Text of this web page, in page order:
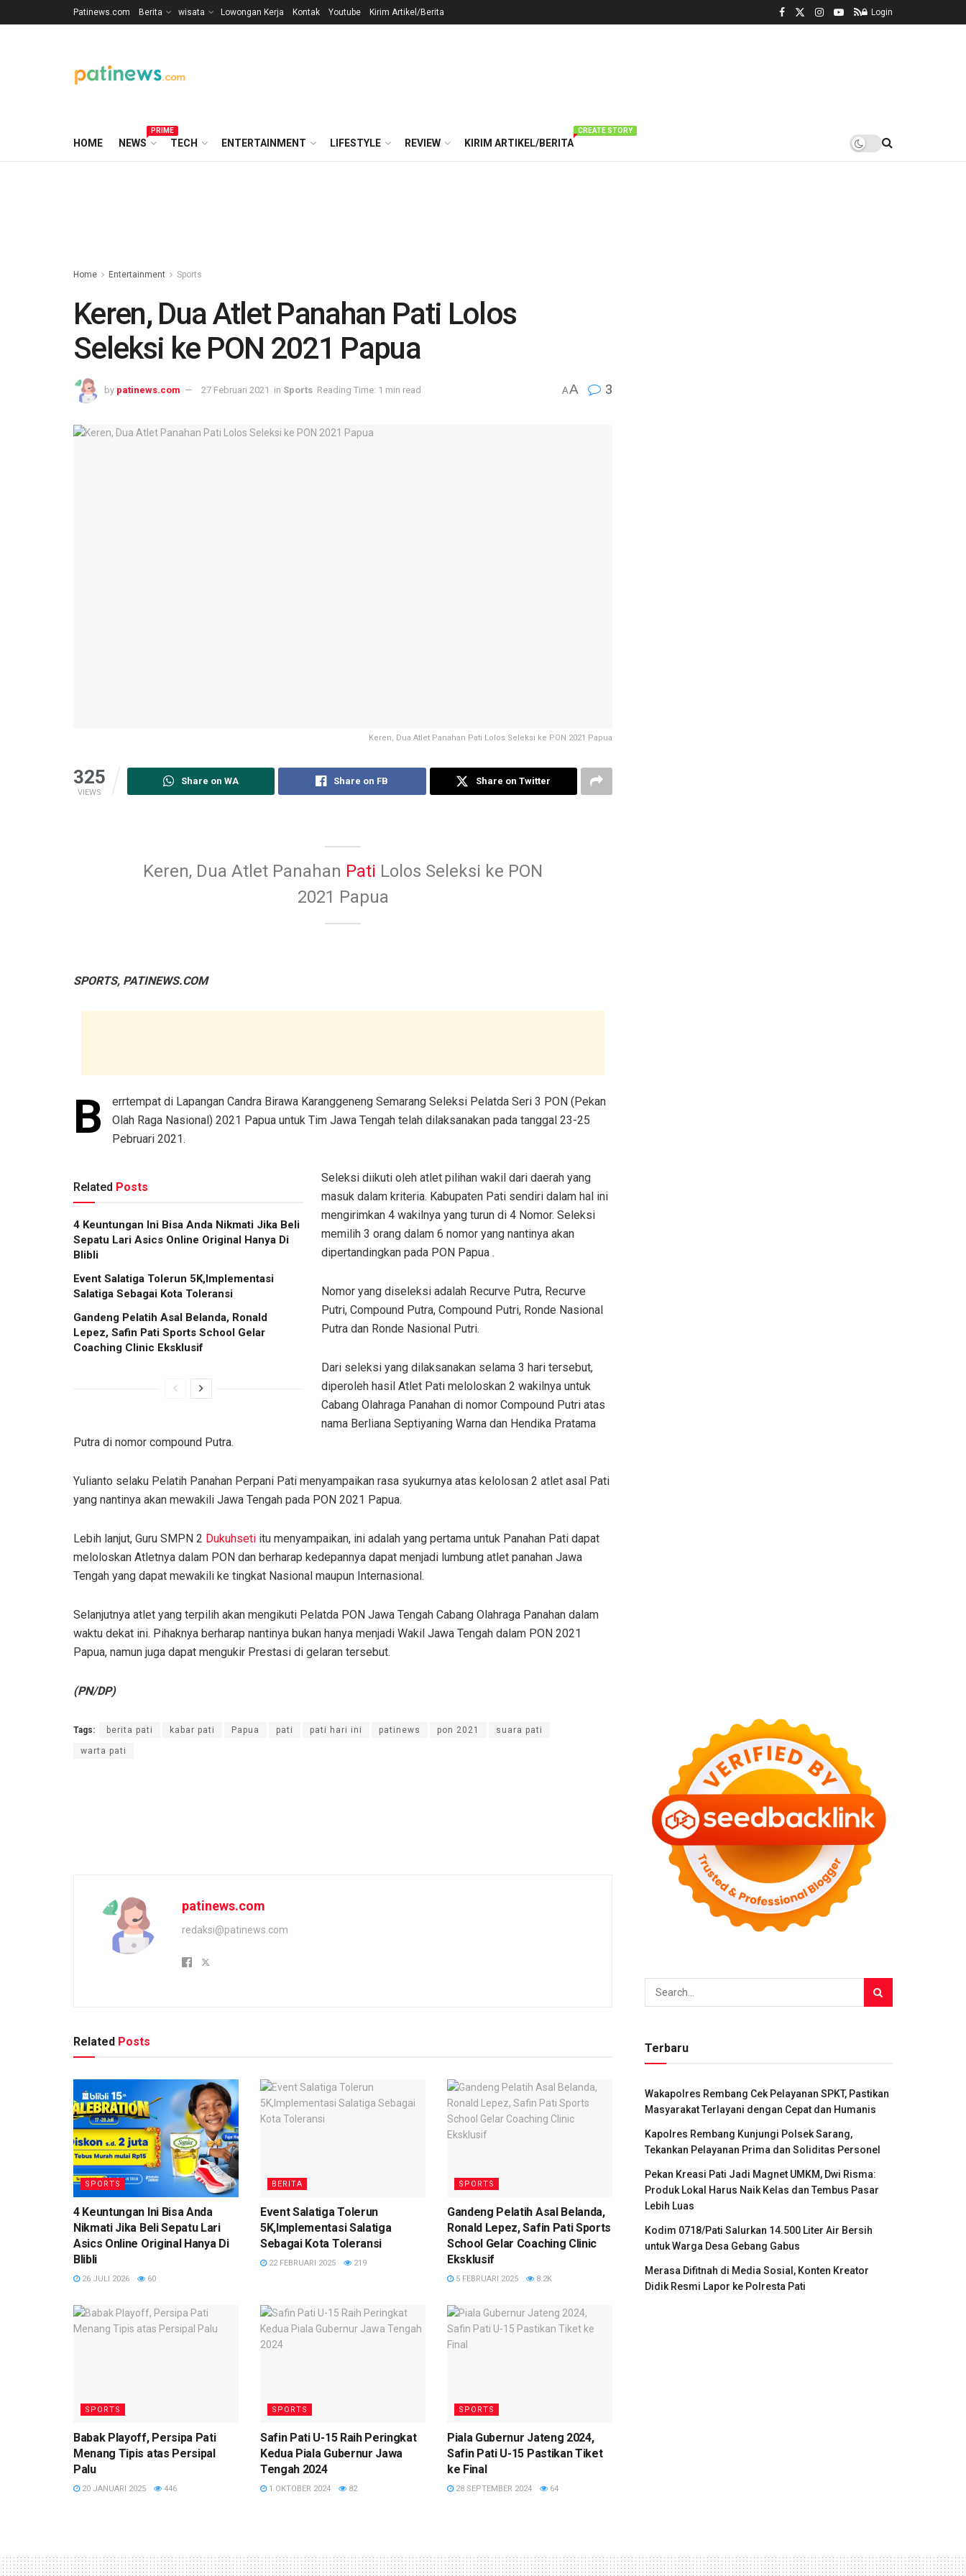
Patinews.com Berita wisata Lowongan Kerja Kontak Youtube Kirim Artikel/Berita Login
HOME NEWS
PRIME
TECH ENTERTAINMENT LIFESTYLE REVIEW KIRIM ARTIKEL/BERITA
CREATE STORY
Home Entertainment Sports
Keren, Dua Atlet Panahan Pati Lolos
Seleksi ke PON 2021 Papua
by patinews.com 27 Februari 2021 in Sports Reading Time: 1 min read AA 3
Keren, Dua Atlet Panahan Pati Lolos Seleksi ke PON 2021 Papua
325
VIEWS
Share on WA Share on FB Share on Twitter
Keren, Dua Atlet Panahan Pati Lolos Seleksi ke PON
2021 Papua
SPORTS, PATINEWS.COM
B
errtempat di Lapangan Candra Birawa Karanggeneng Semarang Seleksi Pelatda Seri 3 PON (Pekan
Olah Raga Nasional) 2021 Papua untuk Tim Jawa Tengah telah dilaksanakan pada tanggal 23-25
Pebruari 2021.
Related Posts
4 Keuntungan Ini Bisa Anda Nikmati Jika Beli
Sepatu Lari Asics Online Original Hanya Di
Blibli
Event Salatiga Tolerun 5K,Implementasi
Salatiga Sebagai Kota Toleransi
Gandeng Pelatih Asal Belanda, Ronald
Lepez, Safin Pati Sports School Gelar
Coaching Clinic Eksklusif
Seleksi diikuti oleh atlet pilihan wakil dari daerah yang
masuk dalam kriteria. Kabupaten Pati sendiri dalam hal ini
mengirimkan 4 wakilnya yang turun di 4 Nomor. Seleksi
memilih 3 orang dalam 6 nomor yang nantinya akan
dipertandingkan pada PON Papua .
Nomor yang diseleksi adalah Recurve Putra, Recurve
Putri, Compound Putra, Compound Putri, Ronde Nasional
Putra dan Ronde Nasional Putri.
Dari seleksi yang dilaksanakan selama 3 hari tersebut,
diperoleh hasil Atlet Pati meloloskan 2 wakilnya untuk
Cabang Olahraga Panahan di nomor Compound Putri atas
nama Berliana Septiyaning Warna dan Hendika Pratama
Putra di nomor compound Putra.
Yulianto selaku Pelatih Panahan Perpani Pati menyampaikan rasa syukurnya atas kelolosan 2 atlet asal Pati
yang nantinya akan mewakili Jawa Tengah pada PON 2021 Papua.
Lebih lanjut, Guru SMPN 2 Dukuhseti itu menyampaikan, ini adalah yang pertama untuk Panahan Pati dapat
meloloskan Atletnya dalam PON dan berharap kedepannya dapat menjadi lumbung atlet panahan Jawa
Tengah yang dapat mewakili ke tingkat Nasional maupun Internasional.
Selanjutnya atlet yang terpilih akan mengikuti Pelatda PON Jawa Tengah Cabang Olahraga Panahan dalam
waktu dekat ini. Pihaknya berharap nantinya bukan hanya menjadi Wakil Jawa Tengah dalam PON 2021
Papua, namun juga dapat mengukir Prestasi di gelaran tersebut.
(PN/DP)
Tags: berita pati kabar pati Papua pati pati hari ini patinews pon 2021 suara pati
warta pati
patinews.com
redaksi@patinews.com
Related Posts
SPORTS
4 Keuntungan Ini Bisa Anda
Nikmati Jika Beli Sepatu Lari
Asics Online Original Hanya Di
Blibli
26 JULI 2026 60
BERITA
Event Salatiga Tolerun
5K,Implementasi Salatiga
Sebagai Kota Toleransi
22 FEBRUARI 2025 219
SPORTS
Gandeng Pelatih Asal Belanda,
Ronald Lepez, Safin Pati Sports
School Gelar Coaching Clinic
Eksklusif
5 FEBRUARI 2025 8.2K
SPORTS
Babak Playoff, Persipa Pati
Menang Tipis atas Persipal
Palu
20 JANUARI 2025 446
SPORTS
Safin Pati U-15 Raih Peringkat
Kedua Piala Gubernur Jawa
Tengah 2024
1 OKTOBER 2024 82
SPORTS
Piala Gubernur Jateng 2024,
Safin Pati U-15 Pastikan Tiket
ke Final
28 SEPTEMBER 2024 64
Terbaru
Wakapolres Rembang Cek Pelayanan SPKT, Pastikan
Masyarakat Terlayani dengan Cepat dan Humanis
Kapolres Rembang Kunjungi Polsek Sarang,
Tekankan Pelayanan Prima dan Soliditas Personel
Pekan Kreasi Pati Jadi Magnet UMKM, Dwi Risma:
Produk Lokal Harus Naik Kelas dan Tembus Pasar
Lebih Luas
Kodim 0718/Pati Salurkan 14.500 Liter Air Bersih
untuk Warga Desa Gebang Gabus
Merasa Difitnah di Media Sosial, Konten Kreator
Didik Resmi Lapor ke Polresta Pati